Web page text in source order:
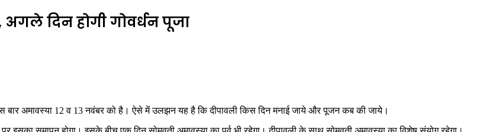
दिन होगी गोवर्धन पूजा
अमावस्या 12 व 13 नवंबर को है। ऐसे में उलझन यह है कि दीपावली किस दिन मनाई जाये और पूजन कब की जाये।